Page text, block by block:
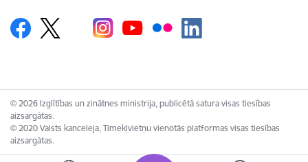
© 2026 Izglītības un zinātnes ministrija, publicētā satura visas tiesības
aizsargātas.
© 2020 Valsts kanceleja, Tīmekļvietņu vienotās platformas visas tiesības
aizsargātas.